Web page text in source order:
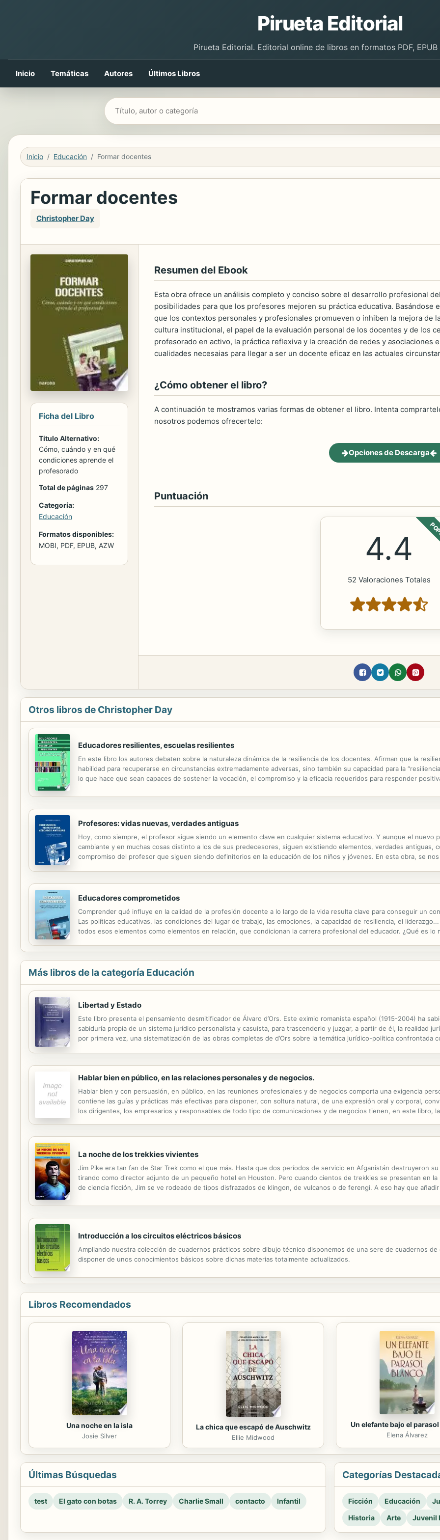
Pirueta Editorial
Pirueta Editorial. Editorial online de libros en formatos PDF, EPUB
Inicio Temáticas Autores Últimos Libros
Buscar libros
Inicio Educación Formar docentes
Formar docentes
Christopher Day
Ficha del Libro
Titulo Alternativo:
Cómo, cuándo y en qué
condiciones aprende el
profesorado
Total de páginas 297
Categoría:
Educación
Formatos disponibles:
MOBI, PDF, EPUB, AZW
Resumen del Ebook
Esta obra ofrece un análisis completo y conciso sobre el desarrollo profesional
posibilidades para que los profesores mejoren su práctica educativa. Basándose
que los contextos personales y profesionales promueven o inhiben la mejora de
cultura institucional, el papel de la evaluación personal de los docentes y de los
profesorado en activo, la práctica reflexiva y la creación de redes y asociaciones
cualidades necesaias para llegar a ser un docente eficaz en las actuales
¿Cómo obtener el libro?
A continuación te mostramos varias formas de obtener el libro. Intenta
nosotros podemos ofrecertelo:
Opciones de Descarga
Puntuación
4.4
52 Valoraciones Totales
Otros libros de Christopher Day
Educadores resilientes, escuelas resilientes
En este libro los autores debaten sobre la naturaleza dinámica de la resiliencia de los docentes. Afirman que la
habilidad para recuperarse en circunstancias extremadamente adversas, sino también su capacidad para la
lo que hace que sean capaces de sostener la vocación, el compromiso y la eficacia requeridos para responder
Profesores: vidas nuevas, verdades antiguas
Hoy, como siempre, el profesor sigue siendo un elemento clave en cualquier sistema educativo. Y aunque el nuevo
cambiante y en muchas cosas distinto a los de sus predecesores, siguen existiendo elementos, verdades antiguas,
compromiso del profesor que siguen siendo definitorios en la educación de los niños y jóvenes. En esta obra, se
Educadores comprometidos
Comprender qué influye en la calidad de la profesión docente a lo largo de la vida resulta clave para conseguir un
Las políticas educativas, las condiciones del lugar de trabajo, las emociones, la capacidad de resiliencia, el
todos esos elementos como elementos en relación, que condicionan la carrera profesional del educador. ¿Qué es lo
Más libros de la categoría Educación
Libertad y Estado
Este libro presenta el pensamiento desmitificador de Álvaro d’Ors. Este eximio romanista español (1915-2004) ha
sabiduría propia de un sistema jurídico personalista y casuista, para trascenderlo y juzgar, a partir de él, la realidad
por primera vez, una sistematización de las obras completas de d’Ors sobre la temática jurídico-política confrontada
Hablar bien en público, en las relaciones personales y de negocios.
Hablar bien y con persuasión, en público, en las reuniones profesionales y de negocios comporta una exigencia
contiene las guías y prácticas más efectivas para disponer, con soltura natural, de una expresión oral y corporal,
los dirigentes, los empresarios y responsables de todo tipo de comunicaciones y de negocios tienen, en este libro,
La noche de los trekkies vivientes
Jim Pike era tan fan de Star Trek como el que más. Hasta que dos períodos de servicio en Afganistán destruyeron
tirando como director adjunto de un pequeño hotel en Houston. Pero cuando cientos de trekkies se presentan en
de ciencia ficción, Jim se ve rodeado de tipos disfrazados de klingon, de vulcanos o de ferengi. A eso hay que
Introducción a los circuitos eléctricos básicos
Ampliando nuestra colección de cuadernos prácticos sobre dibujo técnico disponemos de una sere de cuadernos
disponer de unos conocimientos básicos sobre dichas materias totalmente actualizados.
Libros Recomendados
Una noche en la isla
Josie Silver
La chica que escapó de Auschwitz
Ellie Midwood
Un elefante bajo el
Elena Álvarez
Últimas Búsquedas
test El gato con botas R. A. Torrey Charlie Small contacto Infantil
Categorías
Ficción Educación
Historia
Arte Juvenil